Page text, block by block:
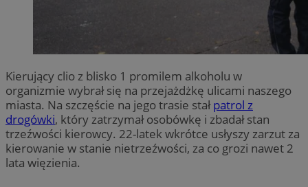
Kierujący clio z blisko 1 promilem alkoholu w
organizmie wybrał się na przejażdżkę ulicami naszego
miasta. Na szczęście na jego trasie stałpatrol z
drogówki, który zatrzymał osobówkę i zbadał stan
trzeźwości kierowcy. 22-latek wkrótce usłyszy zarzut za
kierowanie w stanie nietrzeźwości, za co grozi nawet 2
lata więzienia.